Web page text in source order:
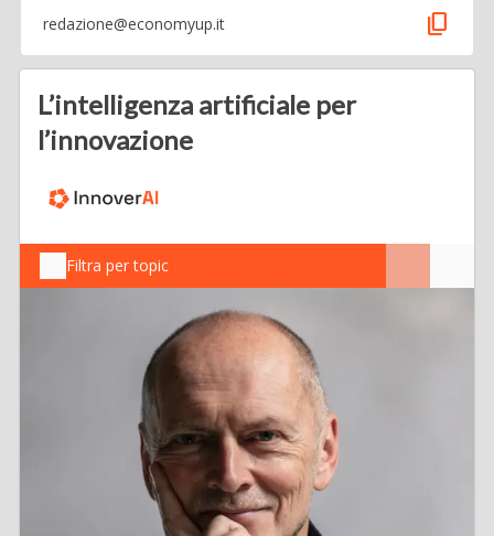
redazione@economyup.it content_copy
L’intelligenza artificiale per
l’innovazione
Filtra per topic